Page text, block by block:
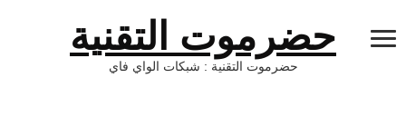
حضرموت التقنية
حضرموت التقنية : شبكات الواي فاي